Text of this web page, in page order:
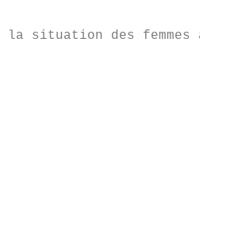
la situation des femmes